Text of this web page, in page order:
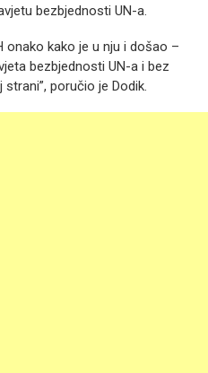
bezbjednosti UN-a.
onako kako je u nju i došao –
bezbjednosti UN-a i bez
poručio je Dodik.